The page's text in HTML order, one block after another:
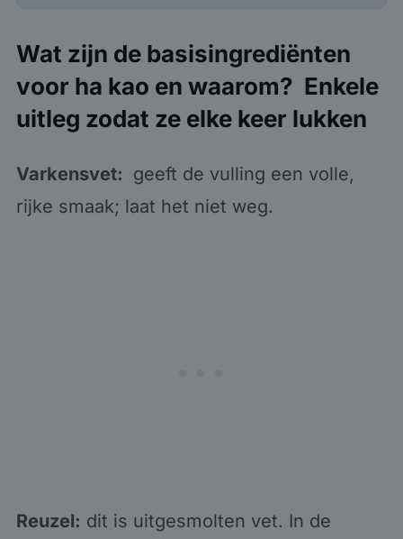
Wat zijn de basisingrediënten
voor ha kao en waarom? Enkele
uitleg zodat ze elke keer lukken
Varkensvet: geeft de vulling een volle,
rijke smaak; laat het niet weg.
Reuzel: dit is uitgesmolten vet. In de